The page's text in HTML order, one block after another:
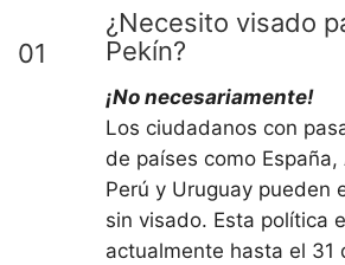
01
¿Necesito visado
Pekín?
¡No necesariamente!
Los ciudadanos con
de países como
Perú y Uruguay pueden
sin visado. Esta política
actualmente hasta el 31